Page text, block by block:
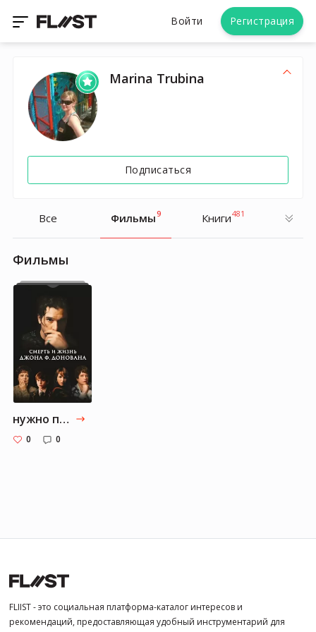
Войти Регистрация
Marina Trubina
Подписаться
Все Фильмы9 Книги481
Фильмы
нужно посмотреть
0 0
FLIIST - это социальная платформа-каталог интересов и
рекомендаций, предоставляющая удобный инструментарий для